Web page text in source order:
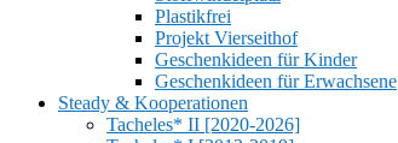
Plastikfrei
Projekt Vierseithof
Geschenkideen für Kinder
Geschenkideen für Erwachsene
Steady & Kooperationen
Tacheles* II [2020-2026]